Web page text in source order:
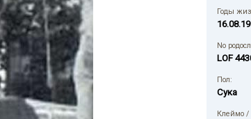
Годы
No
LOF
Пол:
Сука
Клеймо